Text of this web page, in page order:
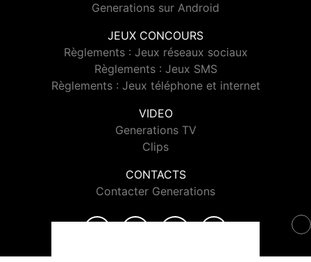
Generations sur Android
JEUX CONCOURS
Règlements : Jeux réseaux sociaux
Règlements : Jeux SMS
Règlements : Jeux téléphone et internet
VIDEO
Generations TV
Clips
CONTACTS
Contacter Generations